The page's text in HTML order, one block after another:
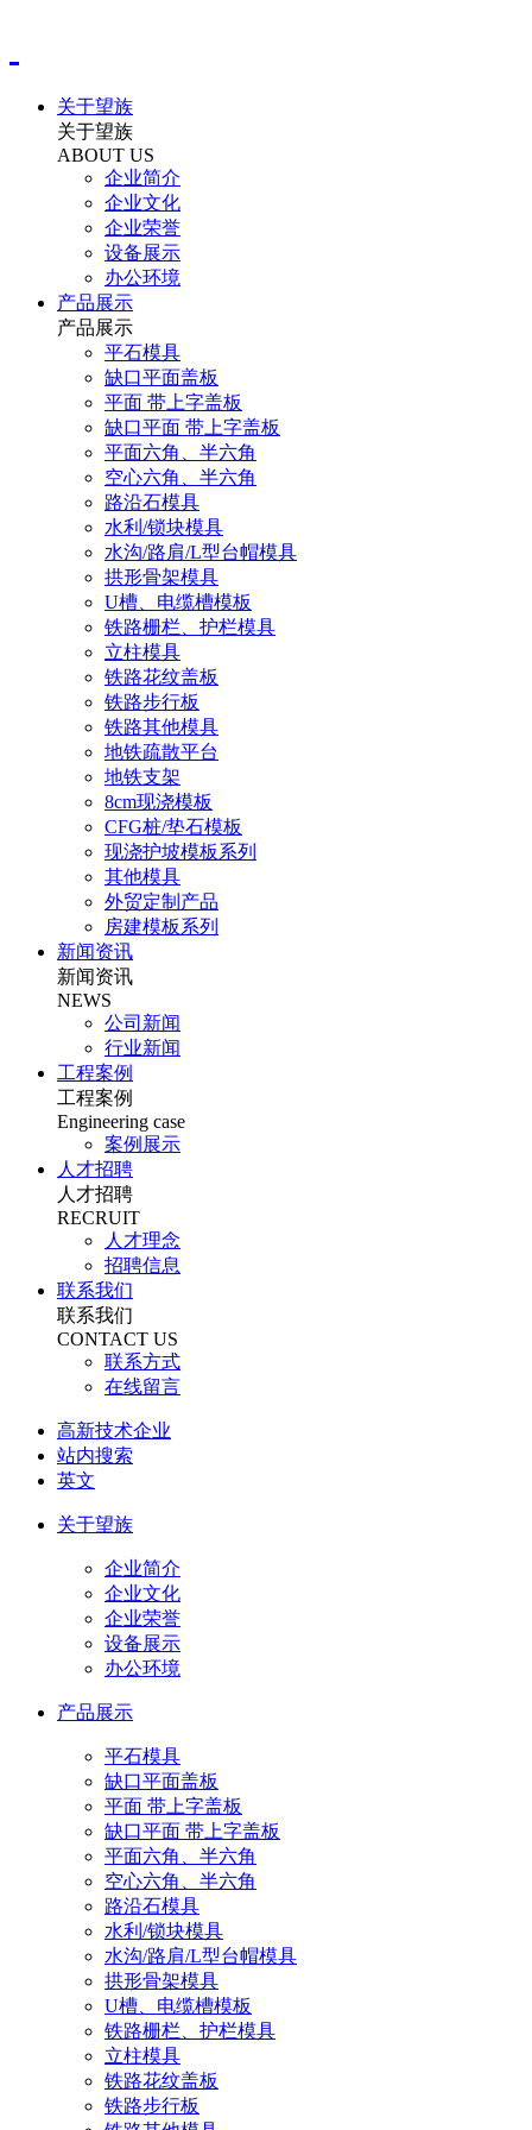
关于望族
关于望族
ABOUT US
企业简介
企业文化
企业荣誉
设备展示
办公环境
产品展示
产品展示
平石模具
缺口平面盖板
平面 带上字盖板
缺口平面 带上字盖板
平面六角、半六角
空心六角、半六角
路沿石模具
水利/锁块模具
水沟/路肩/L型台帽模具
拱形骨架模具
U槽、电缆槽模板
铁路栅栏、护栏模具
立柱模具
铁路花纹盖板
铁路步行板
铁路其他模具
地铁疏散平台
地铁支架
8cm现浇模板
CFG桩/垫石模板
现浇护坡模板系列
其他模具
外贸定制产品
房建模板系列
新闻资讯
新闻资讯
NEWS
公司新闻
行业新闻
工程案例
工程案例
Engineering case
案例展示
人才招聘
人才招聘
RECRUIT
人才理念
招聘信息
联系我们
联系我们
CONTACT US
联系方式
在线留言
高新技术企业
站内搜索
英文
关于望族
企业简介
企业文化
企业荣誉
设备展示
办公环境
产品展示
平石模具
缺口平面盖板
平面 带上字盖板
缺口平面 带上字盖板
平面六角、半六角
空心六角、半六角
路沿石模具
水利/锁块模具
水沟/路肩/L型台帽模具
拱形骨架模具
U槽、电缆槽模板
铁路栅栏、护栏模具
立柱模具
铁路花纹盖板
铁路步行板